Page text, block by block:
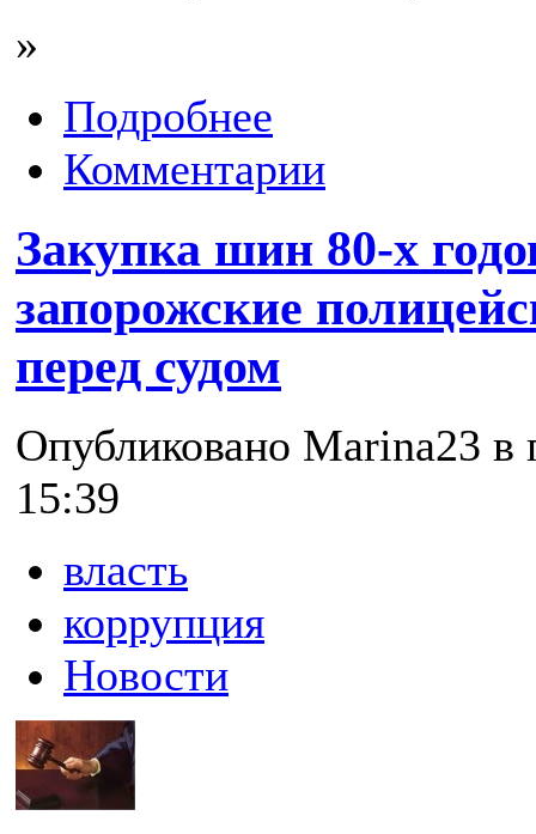
»
Подробнее
Комментарии
Закупка шин 80-х
запорожские
перед судом
Опубликовано Marina23 в
15:39
власть
коррупция
Новости